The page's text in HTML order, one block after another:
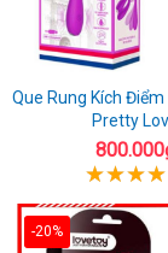
Que Rung Kích Điểm
Pretty
-20%